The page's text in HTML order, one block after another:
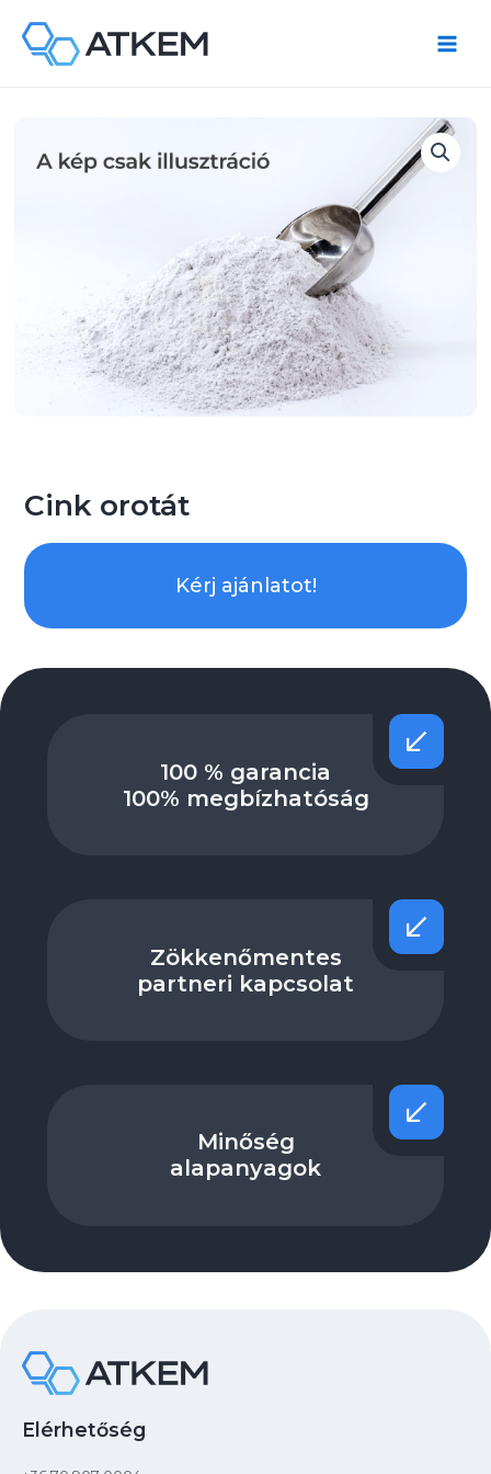
Cink orotát
Kérj ajánlatot!
100 % garancia
100% megbízhatóság
Zökkenőmentes
partneri kapcsolat
Minőség
alapanyagok
Elérhetőség